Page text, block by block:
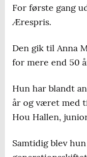
For første gang
Ærespris.
Den gik til Anna
for mere end 50
Hun har blandt
år og været med
Hou Hallen,
Samtidig blev